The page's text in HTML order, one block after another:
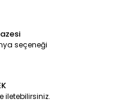
seçeneği
iletebilirsiniz.